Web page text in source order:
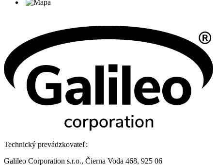
Technický prevádzkovateľ:
Galileo Corporation s.r.o., Čierna Voda 468, 925 06